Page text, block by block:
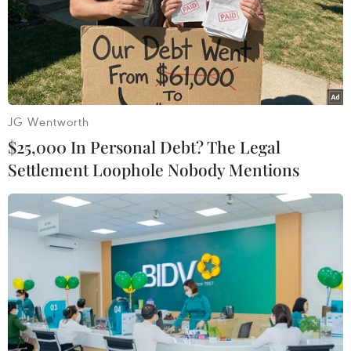
TIN LIÊN QUAN
JG Wentworth
$25,000 In Personal Debt? The Legal
Settlement Loophole Nobody Mentions